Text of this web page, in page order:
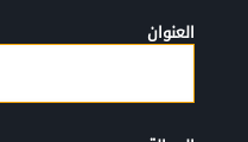
العنوان